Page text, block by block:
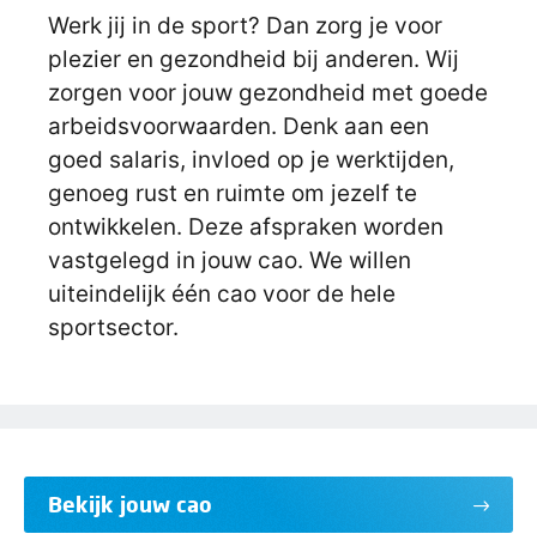
Werk jij in de sport? Dan zorg je voor
plezier en gezondheid bij anderen. Wij
zorgen voor jouw gezondheid met goede
arbeidsvoorwaarden. Denk aan een
goed salaris, invloed op je werktijden,
genoeg rust en ruimte om jezelf te
ontwikkelen. Deze afspraken worden
vastgelegd in jouw cao. We willen
uiteindelijk één cao voor de hele
sportsector.
Bekijk jouw cao